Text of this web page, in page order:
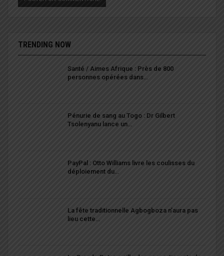
TRENDING NOW
Santé / Aimes Afrique : Près de 800
personnes opérées dans…
Pénurie de sang au Togo : Dr Gilbert
Tsolenyanu lance un…
PayPal : Otto Williams livre les coulisses du
déploiement du…
La fête traditionnelle Agbogboza n’aura pas
lieu cette…